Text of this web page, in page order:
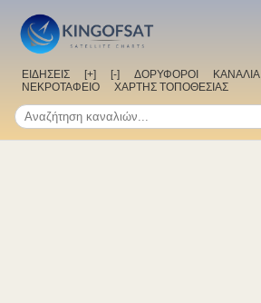
ΕΙΔΗΣΕΙΣ [+] [-] ΔΟΡΥΦΟΡΟΙ ΚΑΝΑΛΙΑ
ΝΕΚΡΟΤΑΦΕΙΟ
ΧΑΡΤΗΣ ΤΟΠΟΘΕΣΙΑΣ